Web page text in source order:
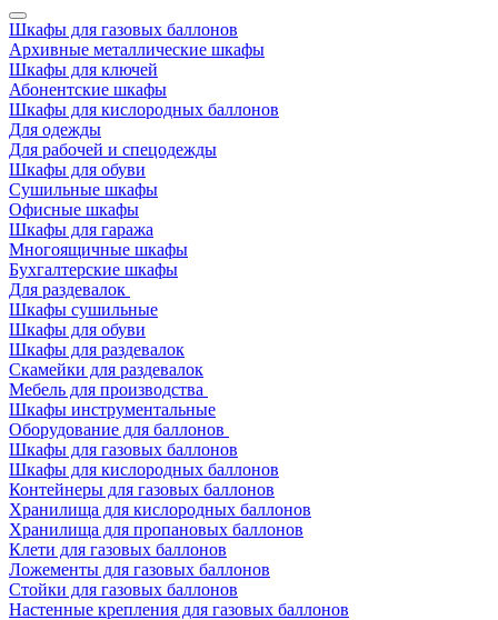
Шкафы для газовых баллонов
Архивные металлические шкафы
Шкафы для ключей
Абонентские шкафы
Шкафы для кислородных баллонов
Для одежды
Для рабочей и спецодежды
Шкафы для обуви
Сушильные шкафы
Офисные шкафы
Шкафы для гаража
Многоящичные шкафы
Бухгалтерские шкафы
Для раздевалок
Шкафы сушильные
Шкафы для обуви
Шкафы для раздевалок
Скамейки для раздевалок
Мебель для производства
Шкафы инструментальные
Оборудование для баллонов
Шкафы для газовых баллонов
Шкафы для кислородных баллонов
Контейнеры для газовых баллонов
Хранилища для кислородных баллонов
Хранилища для пропановых баллонов
Клети для газовых баллонов
Ложементы для газовых баллонов
Стойки для газовых баллонов
Настенные крепления для газовых баллонов